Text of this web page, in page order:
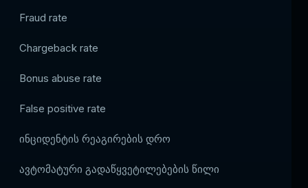
Fraud rate
Chargeback rate
Bonus abuse rate
False positive rate
ინციდენტის რეაგირების დრო
ავტომატური გადაწყვეტილებების წილი